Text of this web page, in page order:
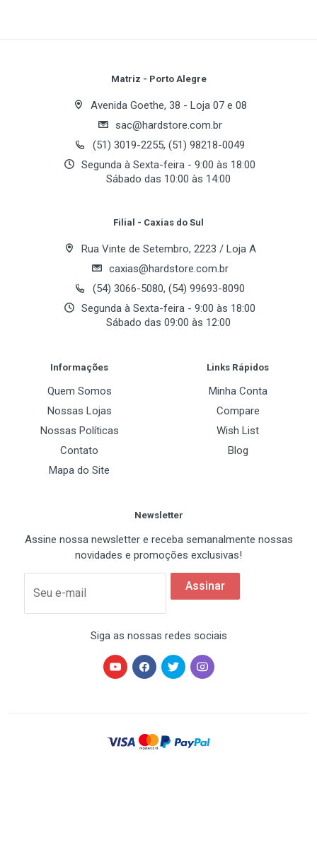
Your Name
Email Address
Matriz - Porto Alegre
Avenida Goethe, 38 - Loja 07 e 08
sac@hardstore.com.br
(51) 3019-2255, (51) 98218-0049
Segunda à Sexta-feira - 9:00 às 18:00
Sábado das 10:00 às 14:00
Filial - Caxias do Sul
Rua Vinte de Setembro, 2223 / Loja A
caxias@hardstore.com.br
(54) 3066-5080, (54) 99693-8090
Segunda à Sexta-feira - 9:00 às 18:00
Sábado das 09:00 às 12:00
Informações
Quem Somos
Nossas Lojas
Nossas Políticas
Contato
Mapa do Site
Links Rápidos
Minha Conta
Compare
Wish List
Blog
Newsletter
Assine nossa newsletter e receba semanalmente nossas
novidades e promoções exclusivas!
Seu e-mail
Assinar
Siga as nossas redes sociais